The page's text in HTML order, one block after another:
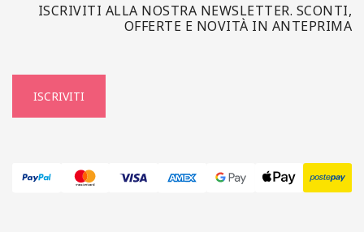
ISCRIVITI ALLA NOSTRA NEWSLETTER. SCONTI,
OFFERTE E NOVITÀ IN ANTEPRIMA
ISCRIVITI